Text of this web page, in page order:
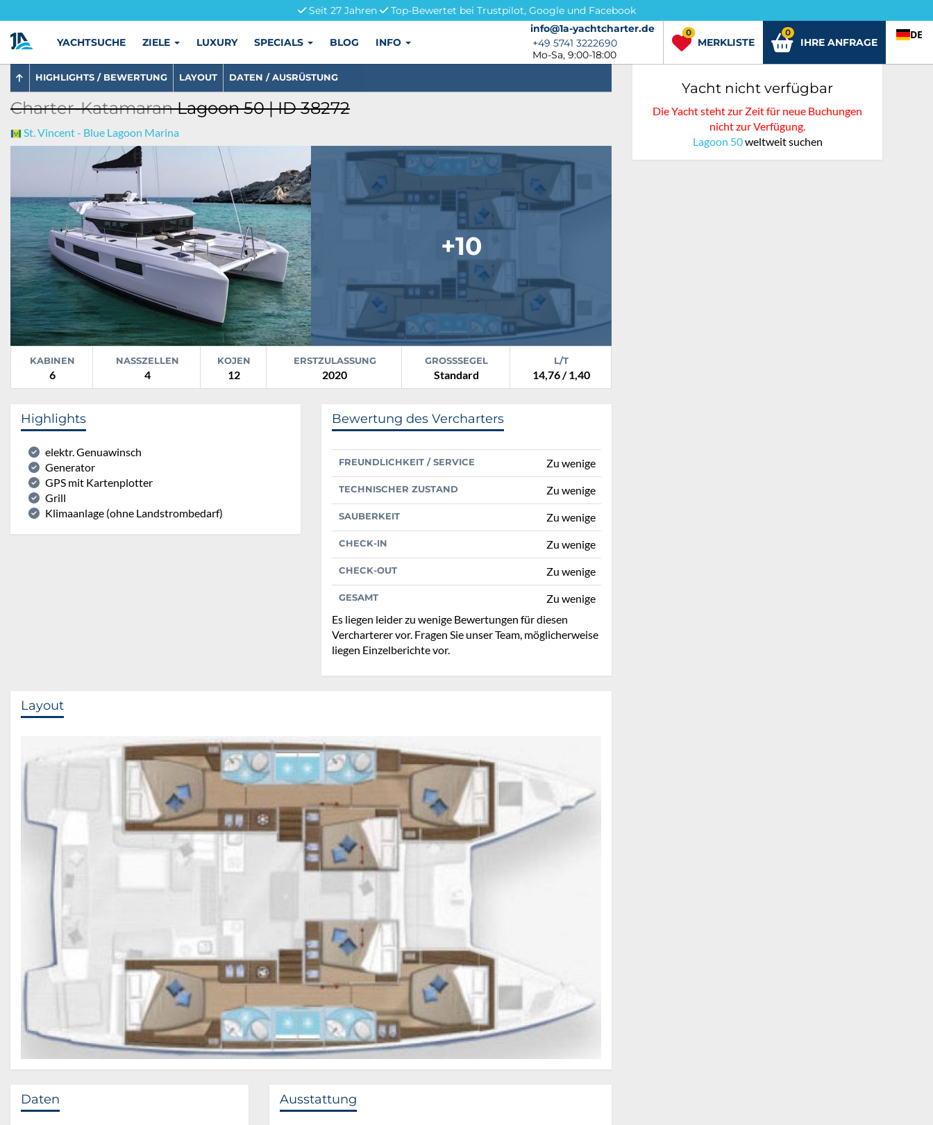
Seit 27 Jahren
Top-Bewertet bei Trustpilot, Google und Facebook
info@1a-yachtcharter.de
info@1a-yachtcharter.de
+49 5741 3222690
+49 5741 3222690
Mo-Sa, 9:00-18:00
MERKLISTE
0
IHRE ANFRAGE
0 DE
YACHTSUCHE ZIELE LUXURY SPECIALS BLOG INFO
HIGHLIGHTS / BEWERTUNG LAYOUT DATEN / AUSRÜSTUNG
Charter-KatamaranLagoon 50 | ID 38272
St. Vincent - Blue Lagoon Marina
+10
KABINEN
6
NASSZELLEN
4
KOJEN
12
ERSTZULASSUNG
2020
GROSSSEGEL
Standard
L/T
14,76 / 1,40
Highlights
elektr. Genuawinsch
Generator
GPS mit Kartenplotter
Grill
Klimaanlage (ohne Landstrombedarf)
Bewertung des Vercharters
FREUNDLICHKEIT / SERVICE Zu wenige
TECHNISCHER ZUSTAND Zu wenige
SAUBERKEIT Zu wenige
CHECK-IN Zu wenige
CHECK-OUT Zu wenige
GESAMT
Zu wenige
Es liegen leider zu wenige Bewertungen für diesen
Vercharterer vor. Fragen Sie unser Team, möglicherweise
liegen Einzelberichte vor.
Layout
Daten Ausstattung
Yacht nicht verfügbar
Die Yacht steht zur Zeit für neue Buchungen
nicht zur Verfügung.
Lagoon 50weltweit suchen